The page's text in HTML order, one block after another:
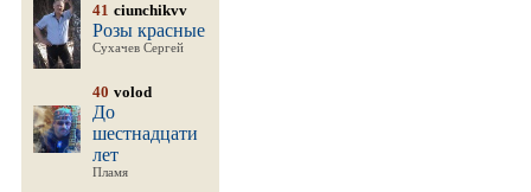
41 ciunchikvv
Розы красные
Сухачев Сергей
40 volod
До
шестнадцати
лет
Пламя